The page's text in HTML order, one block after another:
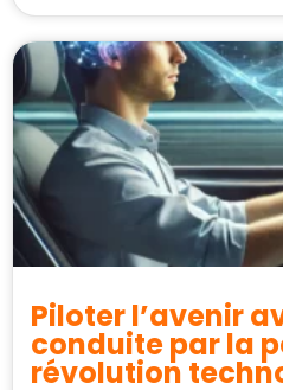
Piloter l’avenir
conduite par la
révolution